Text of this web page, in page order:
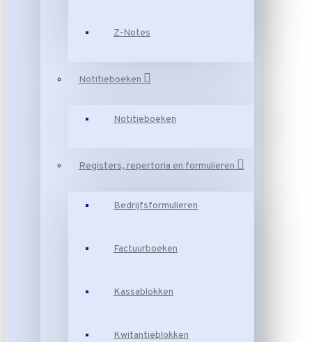
Z-Notes
Notitieboeken
Notitieboeken
Registers, repertoria en formulieren
Bedrijfsformulieren
Factuurboeken
Kassablokken
Kwitantieblokken